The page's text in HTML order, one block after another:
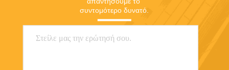
συντομότερο δυνατό.